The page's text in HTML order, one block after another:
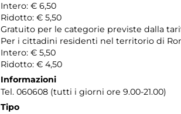
Intero: € 6,50
Ridotto: € 5,50
Gratuito per le categorie previste dalla
Per i cittadini residenti nel territorio di
Intero: € 5,50
Ridotto: € 4,50
Informazioni
Tel. 060608 (tutti i giorni ore 9.00-21.00)
Tipo